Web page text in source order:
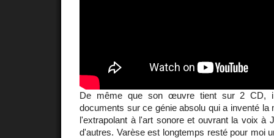
De même que son œuvre tient sur 2 CD,
documents sur ce génie absolu qui a inventé la
l'extrapolant à l'art sonore et ouvrant la voix à
d'autres. Varèse est longtemps resté pour moi